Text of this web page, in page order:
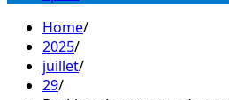
Home
2025
juillet
29